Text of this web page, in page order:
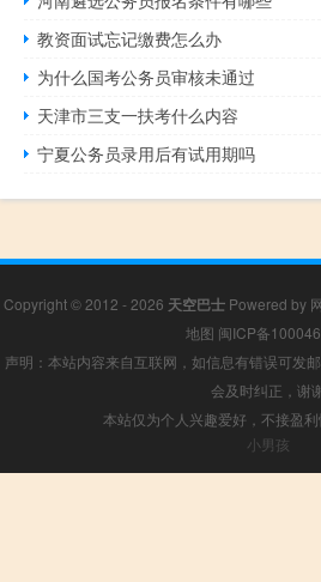
教资面试忘记缴费怎么办
为什么国考公务员审核未通过
天津市三支一扶考什么内容
宁夏公务员录用后有试用期吗
Copyright © 2012 - 2026 天空巴士 Powered by
地图 闽ICP备
声明：本站内容来自互联网，如信息有错误可发
会及时纠正，谢
本站仅为个人兴趣爱好，不接盈
小男孩